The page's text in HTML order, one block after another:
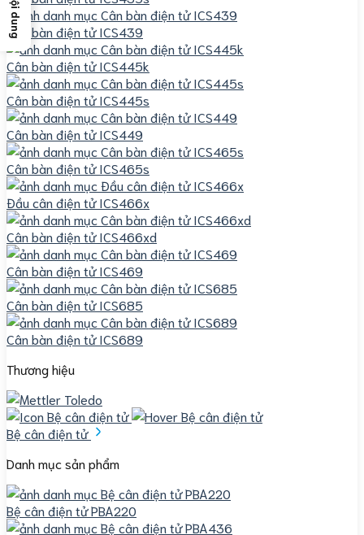
Cân bàn điện tử ICS439
Cân bàn điện tử ICS445k
Cân bàn điện tử ICS445s
Cân bàn điện tử ICS449
Cân bàn điện tử ICS465s
Đầu cân điện tử ICS466x
Cân bàn điện tử ICS466xd
Cân bàn điện tử ICS469
Cân bàn điện tử ICS685
Cân bàn điện tử ICS689
Thương hiệu
Bệ cân điện tử
Danh mục sản phẩm
Bệ cân điện tử PBA220